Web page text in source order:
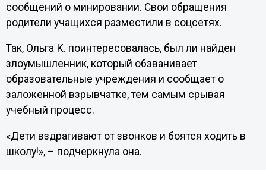
сообщений о минировании. Свои обращения
родители учащихся разместили в соцсетях.
Так, Ольга К. поинтересовалась, был ли найден
злоумышленник, который обзванивает
образовательные учреждения и сообщает о
заложенной взрывчатке, тем самым срывая
учебный процесс.
«Дети вздрагивают от звонков и боятся ходить в
школу!», – подчеркнула она.